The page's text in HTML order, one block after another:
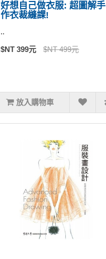
好想自己做衣服: 超圖解手
作衣裁縫課!
..
$NT 399元 $NT 499元
放入購物車